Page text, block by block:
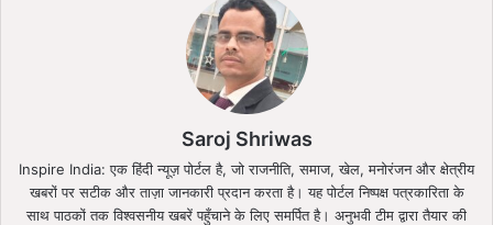
Saroj Shriwas
Inspire India: एक हिंदी न्यूज़ पोर्टल है, जो राजनीति, समाज, खेल, मनोरंजन और क्षेत्रीय
खबरों पर सटीक और ताज़ा जानकारी प्रदान करता है। यह पोर्टल निष्पक्ष पत्रकारिता के
साथ पाठकों तक विश्वसनीय खबरें पहुँचाने के लिए समर्पित है। अनुभवी टीम द्वारा तैयार की